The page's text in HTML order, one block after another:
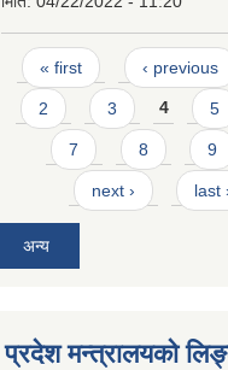
Pages
« first ‹ previous
2 3 4 5
7 8 9
next › last
अन्य
प्रदेश मन्त्रालयको